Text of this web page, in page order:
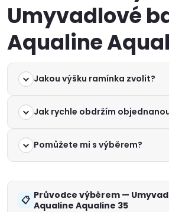
Umyvadlové
Aqualine
Jakou výšku ramínka zvolit?
Jak rychle obdržím
Pomůžete mi s výběrem?
Průvodce výběrem —
Aqualine Aqualine 35